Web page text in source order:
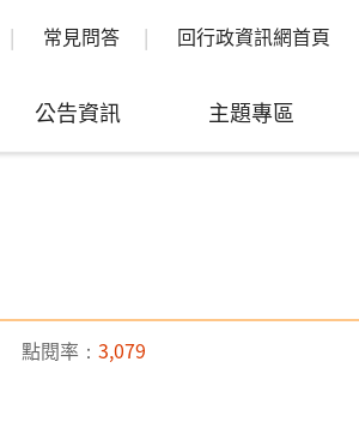
常見問答 回行政資訊網首頁
公告資訊 主題專區
點閱率： 3,079